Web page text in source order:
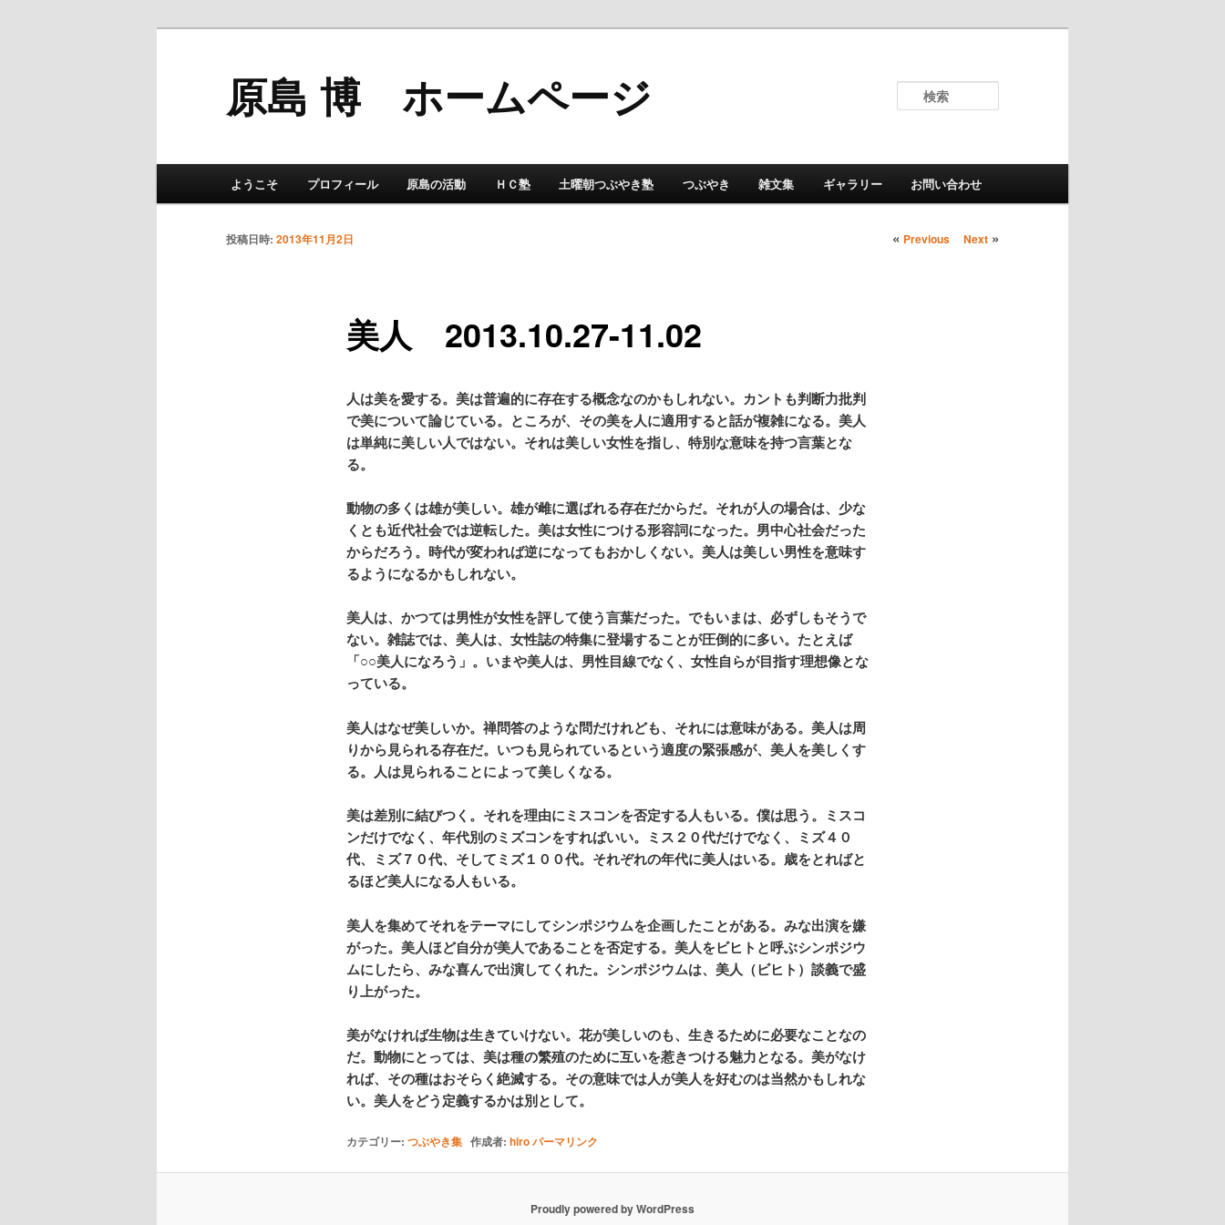
原島 博 ホームページ
メインメニュー
メインコンテンツへ移動
サブコンテンツへ移動
ようこそ プロフィール 原島の活動 ＨＣ塾 土曜朝つぶやき塾 つぶやき 雑文集 ギャラリー お問い合わせ
投稿ナビゲーシ
« Previous Next »
美人 2013.10.27-11.02
投稿日時: 2013年11月2日
人は美を愛する。美は普遍的に存在する概念なのかもしれない。カントも判断力批判
で美について論じている。ところが、その美を人に適用すると話が複雑になる。美人
は単純に美しい人ではない。それは美しい女性を指し、特別な意味を持つ言葉とな
る。
動物の多くは雄が美しい。雄が雌に選ばれる存在だからだ。それが人の場合は、少な
くとも近代社会では逆転した。美は女性につける形容詞になった。男中心社会だった
からだろう。時代が変われば逆になってもおかしくない。美人は美しい男性を意味す
るようになるかもしれない。
美人は、かつては男性が女性を評して使う言葉だった。でもいまは、必ずしもそうで
ない。雑誌では、美人は、女性誌の特集に登場することが圧倒的に多い。たとえば
「○○美人になろう」。いまや美人は、男性目線でなく、女性自らが目指す理想像とな
っている。
美人はなぜ美しいか。禅問答のような問だけれども、それには意味がある。美人は周
りから見られる存在だ。いつも見られているという適度の緊張感が、美人を美しくす
る。人は見られることによって美しくなる。
美は差別に結びつく。それを理由にミスコンを否定する人もいる。僕は思う。ミスコ
ンだけでなく、年代別のミズコンをすればいい。ミス２０代だけでなく、ミズ４０
代、ミズ７０代、そしてミズ１００代。それぞれの年代に美人はいる。歳をとればと
るほど美人になる人もいる。
美人を集めてそれをテーマにしてシンポジウムを企画したことがある。みな出演を嫌
がった。美人ほど自分が美人であることを否定する。美人をビヒトと呼ぶシンポジウ
ムにしたら、みな喜んで出演してくれた。シンポジウムは、美人（ビヒト）談義で盛
り上がった。
美がなければ生物は生きていけない。花が美しいのも、生きるために必要なことなの
だ。動物にとっては、美は種の繁殖のために互いを惹きつける魅力となる。美がなけ
れば、その種はおそらく絶滅する。その意味では人が美人を好むのは当然かもしれな
い。美人をどう定義するかは別として。
カテゴリー: つぶやき集作成者: hiroパーマリンク
Proudly powered by WordPress